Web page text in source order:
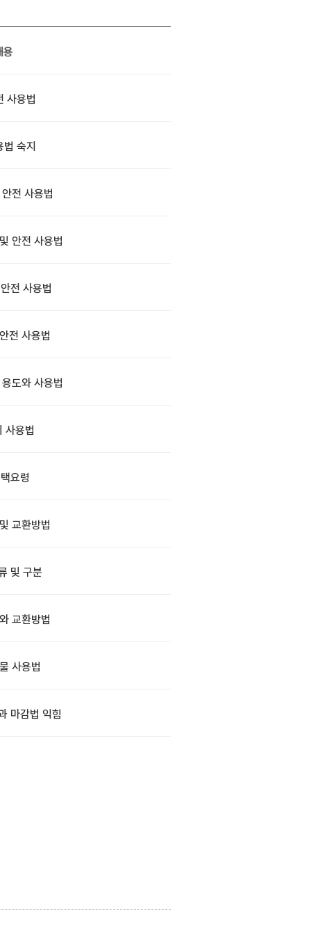
용
사용법
숙지
전 사용법
안전 사용법
전 사용법
전 사용법
도와 사용법
사용법
요령
교환방법
및 구분
교환방법
사용법
마감법 익힘